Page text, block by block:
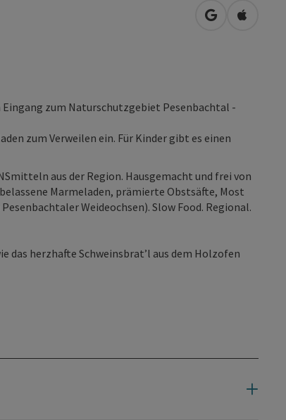
in Googlein Apple
zum Naturschutzgebiet Pesenbachtal -
zum Verweilen ein. Für Kinder gibt es einen
aus der Region. Hausgemacht und frei von
Marmeladen, prämierte Obstsäfte, Most
Weideochsen). Slow Food. Regional.
das herzhafte Schweinsbrat’l aus dem Holzofen